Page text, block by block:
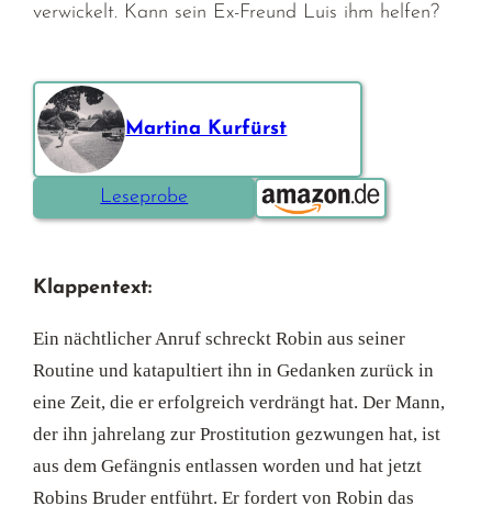
verwickelt. Kann sein Ex-Freund Luis ihm helfen?
Martina Kurfürst
Leseprobe Bestellen über:
Klappentext:
Ein nächtlicher Anruf schreckt Robin aus seiner
Routine und katapultiert ihn in Gedanken zurück in
eine Zeit, die er erfolgreich verdrängt hat. Der Mann,
der ihn jahrelang zur Prostitution gezwungen hat, ist
aus dem Gefängnis entlassen worden und hat jetzt
Robins Bruder entführt. Er fordert von Robin das